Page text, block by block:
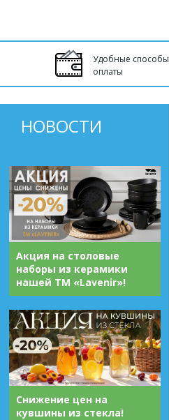
Удобные способы
оплаты
НОВОСТИ
Акция на столовые
наборы из керамики
нашей ТМ «Lavenir»!
Снижение цен на
кувшины из стекла!